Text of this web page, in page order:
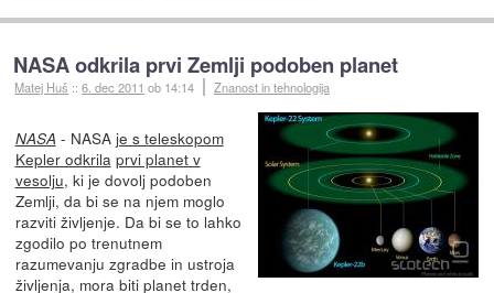
NASA odkrila prvi Zemlji podoben planet
Matej Huš ::6. dec 2011 ob 14:14 Znanost in tehnologija
NASA - NASA je s teleskopom
Kepler odkrila prvi planet v
vesolju, ki je dovolj podoben
Zemlji, da bi se na njem moglo
razviti življenje. Da bi se to lahko
zgodilo po trenutnem
razumevanju zgradbe in ustroja
življenja, mora biti planet trden,